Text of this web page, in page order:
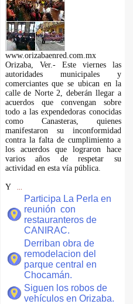
www.orizabaenred.com.mx
Orizaba, Ver.- Este viernes las
autoridades municipales y
comerciantes que se ubican en la
calle de Norte 2, deberán llegar a
acuerdos que convengan sobre
todo a las expendedoras conocidas
como Canasteras, quienes
manifestaron su inconformidad
contra la falta de cumplimiento a
los acuerdos que lograron hace
varios años de respetar su
actividad en esta vía pública.
Y
Participa La Perla en
reunión con
restauranteros de
CANIRAC.
Derriban obra de
remodelacion del
parque central en
Chocamán.
Siguen los robos de
vehículos en Orizaba.